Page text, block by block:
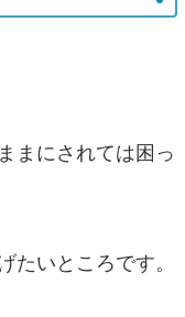
まにされては困っ
たいところです。